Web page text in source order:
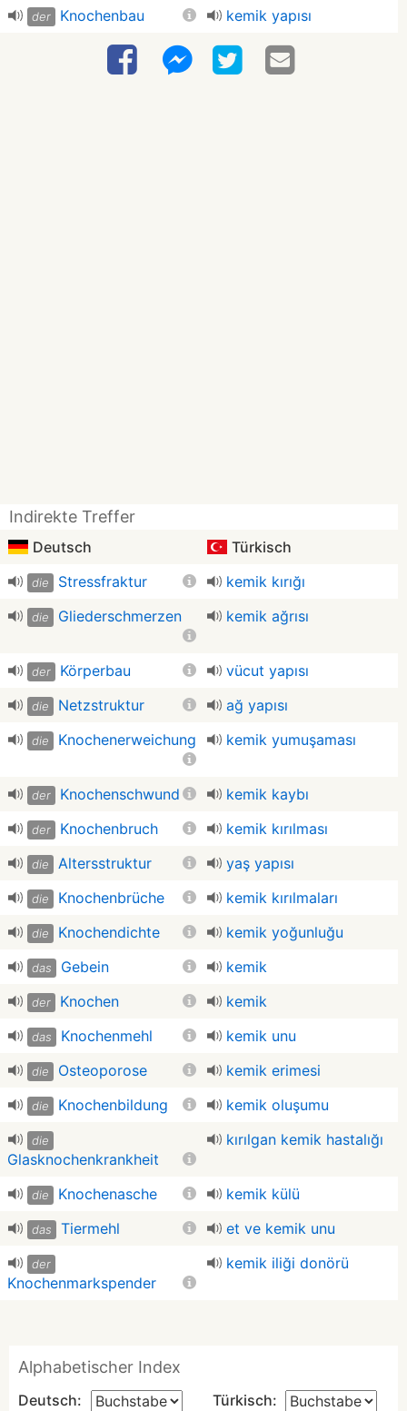
der Knochenbau kemik yapısı
Indirekte Treffer
Deutsch Türkisch
die Stressfraktur kemik kırığı
die Gliederschmerzen kemik ağrısı
der Körperbau vücut yapısı
die Netzstruktur ağ yapısı
die Knochenerweichung kemik yumuşaması
der Knochenschwund kemik kaybı
der Knochenbruch kemik kırılması
die Altersstruktur yaş yapısı
die Knochenbrüche kemik kırılmaları
die Knochendichte kemik yoğunluğu
das Gebein kemik
der Knochen kemik
das Knochenmehl kemik unu
die Osteoporose kemik erimesi
die Knochenbildung kemik oluşumu
die
Glasknochenkrankheit
kırılgan kemik hastalığı
die Knochenasche kemik külü
das Tiermehl et ve kemik unu
der
Knochenmarkspender
kemik iliği donörü
Alphabetischer Index
Deutsch: Türkisch: